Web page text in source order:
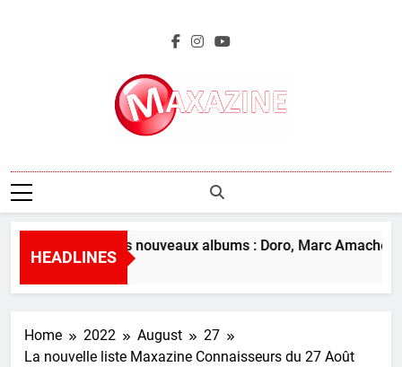
Maxazine.fr
HEADLINES
L’aperçu des nouveaux albums : Doro, Marc Amacher et
22 Hours Ago
Home 2022 August
27
La nouvelle liste Maxazine Connaisseurs du 27 Août